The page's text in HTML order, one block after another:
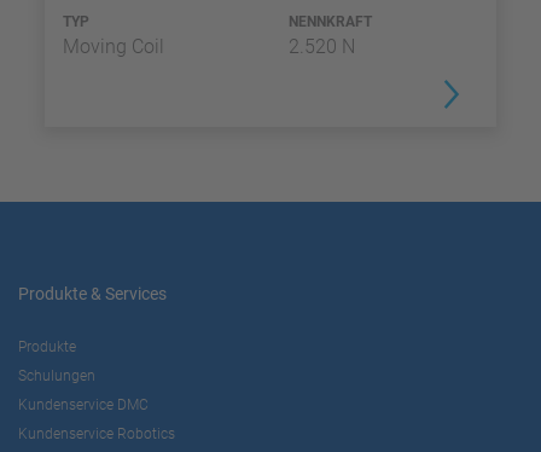
TYP
Moving Coil
NENNKRAFT
2.520 N
Produkte & Services
Produkte
Schulungen
Kundenservice DMC
Kundenservice Robotics